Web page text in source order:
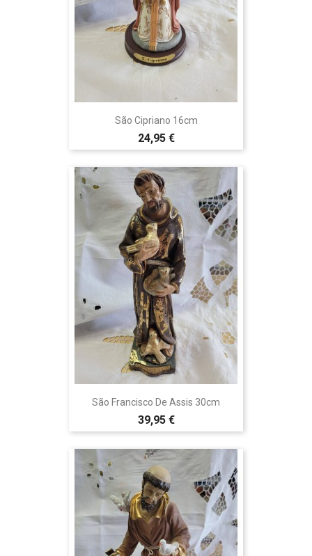
São Cipriano 16cm
24,95 €
São Francisco De Assis 30cm
39,95 €